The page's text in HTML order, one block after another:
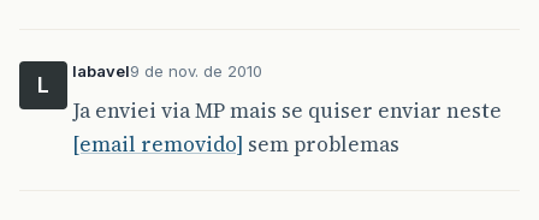
L
labavel9 de nov. de 2010
Ja enviei via MP mais se quiser enviar neste
[email removido] sem problemas